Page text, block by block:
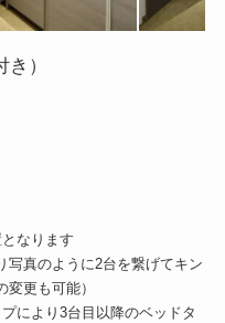
）
なります
真のように2台を繋げてキン
更も可能）
により3台目以降のベッドタ